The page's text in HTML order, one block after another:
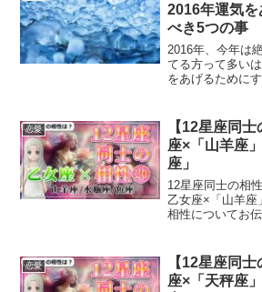
2016年運気
べき5つの事
2016年、今年は
てる方って多い
をあげるために
していきます。
運気の流れは変
の流れが良くな
恋愛
【12星座同
座×「山羊座
座」
12星座同士の相
乙女座×「山羊座
相性についてお
恋愛
【12星座同
座×「天秤座